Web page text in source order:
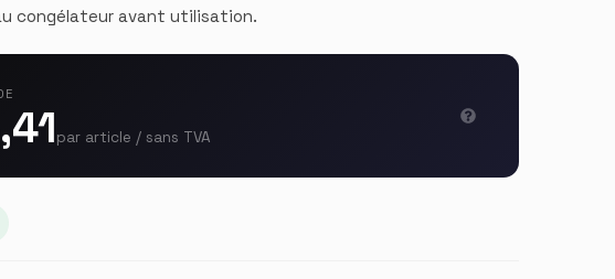
congélateur avant utilisation.
par article / sans TVA